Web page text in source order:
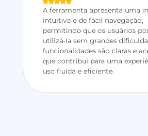
A ferramenta apresenta uma
intuitiva e de fácil navegação,
permitindo que os usuários
utilizá-la sem grandes
funcionalidades são claras e
que contribui para uma
uso fluída e eficiente.